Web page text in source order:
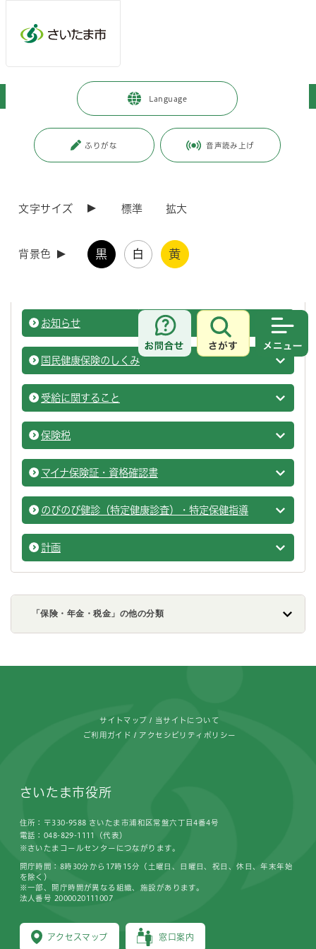
Language
ふりがな 音声読み上げ
文字サイズ 標準 拡大
背景色 黒 白 黄
お問合せ
さがす
暮らし・手続き > 保険・年金・税金
国民健康保険
2026年7月23日
2026年度（令和8年度）のびのび健診（特定健康診査）・国民健康
お知らせ
国民健
国民健康保険のしくみ
国民健
受給に関すること
国民健
保険税
国民健
マイナ保険証・資格確認書
国民健
のびのび健診（特定健康診査）・特定保健指導
国民健
計画
国民健
「保険・年金・税金」の他の分類
サイトマップ 当サイトについて
ご利用ガイド アクセシビリティポリシー
さいたま市役所
住所：〒330-9588 さいたま市浦和区常盤六丁目4番4号
電話：048-829-1111（代表）
※さいたまコールセンターにつながります。
アクセスマップ 窓口案内
開庁時間：8時30分から17時15分（土曜日、日曜日、祝日、休日、年末年始
を除く）
※一部、開庁時間が異なる組織、施設があります。
法人番号 2000020111007